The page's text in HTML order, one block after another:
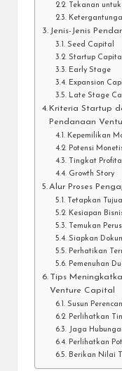
Tekanan
Jenis-Jenis
Seed Capital
Startup Capital
Early Stage
Expansion
Late Stage
Kriteria Startup
Pendanaan
Kepemilikan
Potensi
Tingkat
Growth Story
Alur Proses
Tetapkan
Kesiapan
Temukan
Siapkan
Perhatikan
Pemenuhan
Tips
Venture Capital
Susun
Perlihatkan
Jaga
Perlihatkan
Berikan Nilai